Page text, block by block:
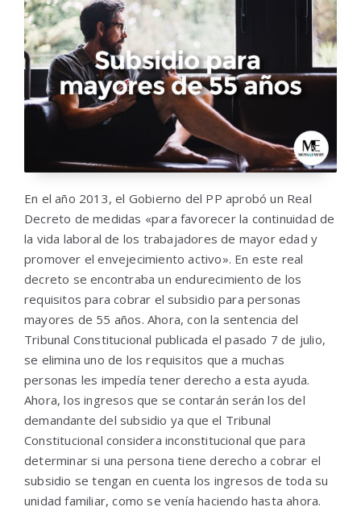
En el año 2013, el Gobierno del PP aprobó un Real
Decreto de medidas «para favorecer la continuidad de
la vida laboral de los trabajadores de mayor edad y
promover el envejecimiento activo». En este real
decreto se encontraba un endurecimiento de los
requisitos para cobrar el subsidio para personas
mayores de 55 años. Ahora, con la sentencia del
Tribunal Constitucional publicada el pasado 7 de julio,
se elimina uno de los requisitos que a muchas
personas les impedía tener derecho a esta ayuda.
Ahora, los ingresos que se contarán serán los del
demandante del subsidio ya que el Tribunal
Constitucional considera inconstitucional que para
determinar si una persona tiene derecho a cobrar el
subsidio se tengan en cuenta los ingresos de toda su
unidad familiar, como se venía haciendo hasta ahora.